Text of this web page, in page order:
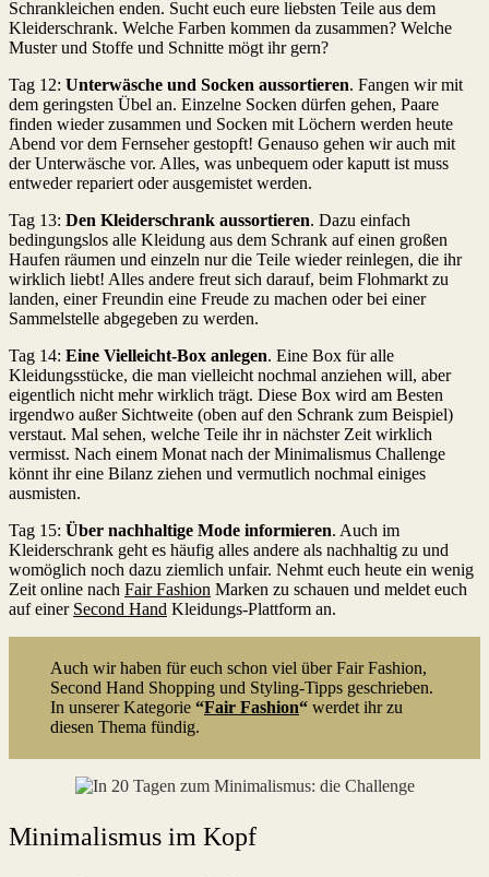
Schrankleichen enden. Sucht euch eure liebsten Teile aus dem
Kleiderschrank. Welche Farben kommen da zusammen? Welche
Muster und Stoffe und Schnitte mögt ihr gern?
Tag 12: Unterwäsche und Socken aussortieren. Fangen wir mit
dem geringsten Übel an. Einzelne Socken dürfen gehen, Paare
finden wieder zusammen und Socken mit Löchern werden heute
Abend vor dem Fernseher gestopft! Genauso gehen wir auch mit
der Unterwäsche vor. Alles, was unbequem oder kaputt ist muss
entweder repariert oder ausgemistet werden.
Tag 13: Den Kleiderschrank aussortieren. Dazu einfach
bedingungslos alle Kleidung aus dem Schrank auf einen großen
Haufen räumen und einzeln nur die Teile wieder reinlegen, die ihr
wirklich liebt! Alles andere freut sich darauf, beim Flohmarkt zu
landen, einer Freundin eine Freude zu machen oder bei einer
Sammelstelle abgegeben zu werden.
Tag 14: Eine Vielleicht-Box anlegen. Eine Box für alle
Kleidungsstücke, die man vielleicht nochmal anziehen will, aber
eigentlich nicht mehr wirklich trägt. Diese Box wird am Besten
irgendwo außer Sichtweite (oben auf den Schrank zum Beispiel)
verstaut. Mal sehen, welche Teile ihr in nächster Zeit wirklich
vermisst. Nach einem Monat nach der Minimalismus Challenge
könnt ihr eine Bilanz ziehen und vermutlich nochmal einiges
ausmisten.
Tag 15: Über nachhaltige Mode informieren. Auch im
Kleiderschrank geht es häufig alles andere als nachhaltig zu und
womöglich noch dazu ziemlich unfair. Nehmt euch heute ein wenig
Zeit online nach Fair Fashion Marken zu schauen und meldet euch
auf einer Second Hand Kleidungs-Plattform an.
Auch wir haben für euch schon viel über Fair Fashion,
Second Hand Shopping und Styling-Tipps geschrieben.
In unserer Kategorie “Fair Fashion“ werdet ihr zu
diesen Thema fündig.
Minimalismus im Kopf